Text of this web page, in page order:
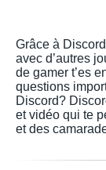
Grâce à
avec d’autres
de gamer t’es
questions
Discord?
et vidéo qui te
et des